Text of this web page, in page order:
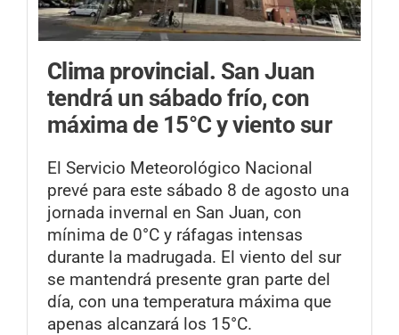
Clima provincial. San Juan
tendrá un sábado frío, con
máxima de 15°C y viento sur
El Servicio Meteorológico Nacional
prevé para este sábado 8 de agosto una
jornada invernal en San Juan, con
mínima de 0°C y ráfagas intensas
durante la madrugada. El viento del sur
se mantendrá presente gran parte del
día, con una temperatura máxima que
apenas alcanzará los 15°C.